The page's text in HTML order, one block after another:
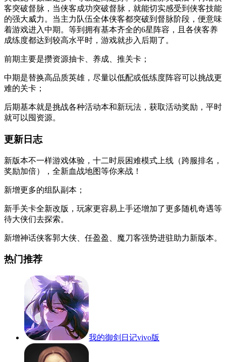
客突破督脉，当侠客成功突破督脉，就能切实感受到侠客技能
的强大威力。当主力队伍全体侠客都突破到督脉阶段，便意味
着游戏进入中期。等到拥有基本齐全的6星阵容，且各侠客养
成练度都达到较高水平时，游戏就步入后期了。
前期主要是攒资源抽卡、养成、推关卡；
中期是替换高品质英雄，尽量以低配或低练度阵容可以挑战更
难的关卡；
后期基本就是挑战各种活动本和新玩法，获取活动奖励，平时
就可以囤资源。
更新日志
新版本不一样游戏体验，十二时辰困难模式上线（跨服排名，
奖励加倍），全新血战地图等你来战！
新增更多的组队副本；
新手关卡全新改版，玩家更容易上手还增加了更多随机奇遇等
待大侠们去探索。
新增神话侠客郭大侠、任盈盈、魔刀客强势进驻助力新版本。
热门推荐
我的御剑日记vivo版